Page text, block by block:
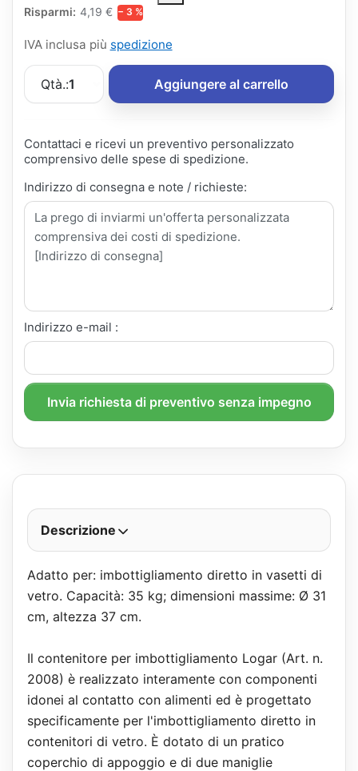
Risparmi: 4,19 € − 3 %
IVA inclusa più spedizione
Qtà.:1 Aggiungere al carrello
Contattaci e ricevi un preventivo personalizzato
comprensivo delle spese di spedizione.
Indirizzo di consegna e note / richieste:
Indirizzo e-mail :
Invia richiesta di preventivo senza impegno
Descrizione
Adatto per: imbottigliamento diretto in vasetti di
vetro. Capacità: 35 kg; dimensioni massime: Ø 31
cm, altezza 37 cm.
Il contenitore per imbottigliamento Logar (Art. n.
2008) è realizzato interamente con componenti
idonei al contatto con alimenti ed è progettato
specificamente per l'imbottigliamento diretto in
contenitori di vetro. È dotato di un pratico
coperchio di appoggio e di due maniglie